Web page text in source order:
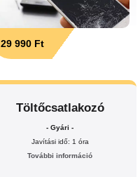
29 990 Ft
Töltőcsatlakozó
- Gyári -
Javítási idő: 1 óra
További információ